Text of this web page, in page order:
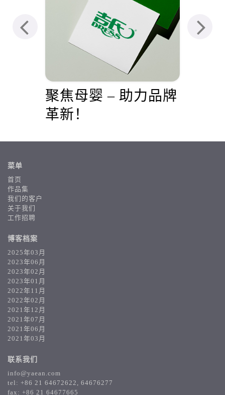
聚焦母婴 – 助力品牌
革新！
菜单
首页
作品集
我们的客户
关于我们
工作招聘
博客档案
2025年03月
2023年06月
2023年02月
2023年01月
2022年11月
2022年02月
2021年12月
2021年07月
2021年06月
2021年03月
联系我们
info@yaean.com
tel: +86 21 64672622, 64676277
fax: +86 21 64677665